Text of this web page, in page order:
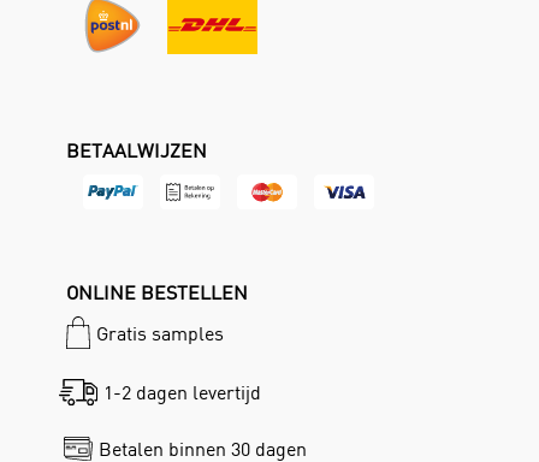
BETAALWIJZEN
ONLINE BESTELLEN
Gratis samples
1-2 dagen levertijd
Betalen binnen 30 dagen